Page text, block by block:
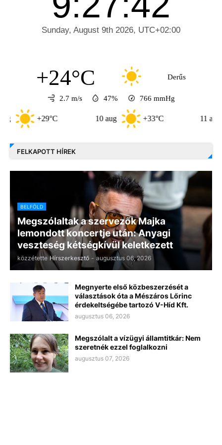
+24°C Derűs
2.7 m/s 47% 766 mmHg
+29°C +33°C
FELKAPOTT HÍREK
BELFÖLD
Megszólaltak a szervezők Majka
lemondott koncertje után: Anyagi
veszteség kétségkívül keletkezett
közzétette Hírszerkesztő - augusztus 06, 2026
Megnyerte első közbeszerzését a
választások óta a Mészáros Lőrinc
érdekeltségébe tartozó V-Híd Kft.
augusztus 06, 2026
Megszólalt a vízügyi államtitkár: Nem
szeretnék ezzel foglalkozni
augusztus 07, 2026